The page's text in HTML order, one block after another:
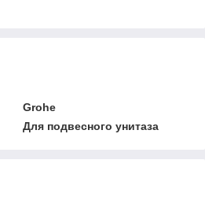
Grohe
Для подвесного унитаза